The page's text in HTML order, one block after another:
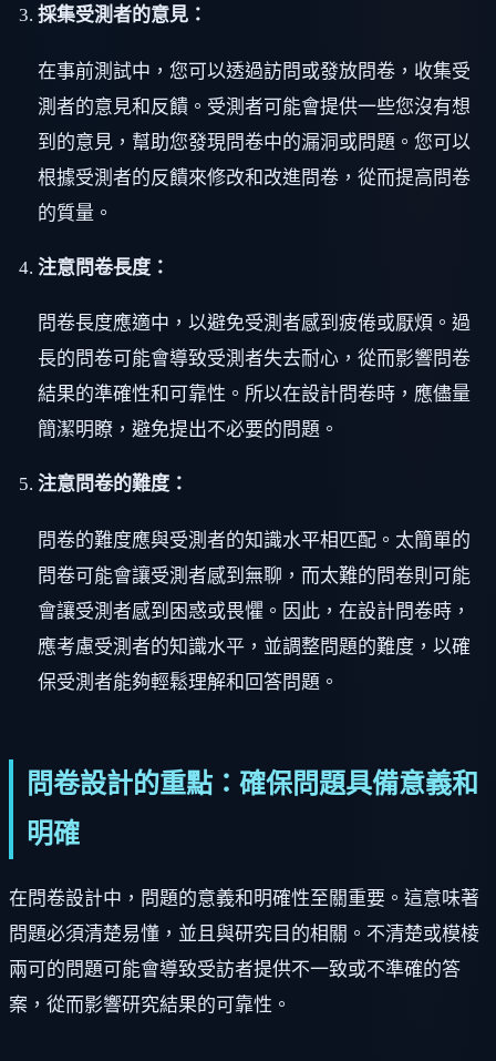
採集受測者的意見：
在事前測試中，您可以透過訪問或發放問卷，收集受
測者的意見和反饋。受測者可能會提供一些您沒有想
到的意見，幫助您發現問卷中的漏洞或問題。您可以
根據受測者的反饋來修改和改進問卷，從而提高問卷
的質量。
注意問卷長度：
問卷長度應適中，以避免受測者感到疲倦或厭煩。過
長的問卷可能會導致受測者失去耐心，從而影響問卷
結果的準確性和可靠性。所以在設計問卷時，應儘量
簡潔明瞭，避免提出不必要的問題。
注意問卷的難度：
問卷的難度應與受測者的知識水平相匹配。太簡單的
問卷可能會讓受測者感到無聊，而太難的問卷則可能
會讓受測者感到困惑或畏懼。因此，在設計問卷時，
應考慮受測者的知識水平，並調整問題的難度，以確
保受測者能夠輕鬆理解和回答問題。
問卷設計的重點：確保問題具備意義和
明確
在問卷設計中，問題的意義和明確性至關重要。這意味著
問題必須清楚易懂，並且與研究目的相關。不清楚或模棱
兩可的問題可能會導致受訪者提供不一致或不準確的答
案，從而影響研究結果的可靠性。